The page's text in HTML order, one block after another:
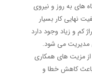
های به روز و نیروی
نهایی کار بسیار
کم و زیاد وجود دارد
مدیریت می شود.
از مزیت های همکاری
کاهش خطا و